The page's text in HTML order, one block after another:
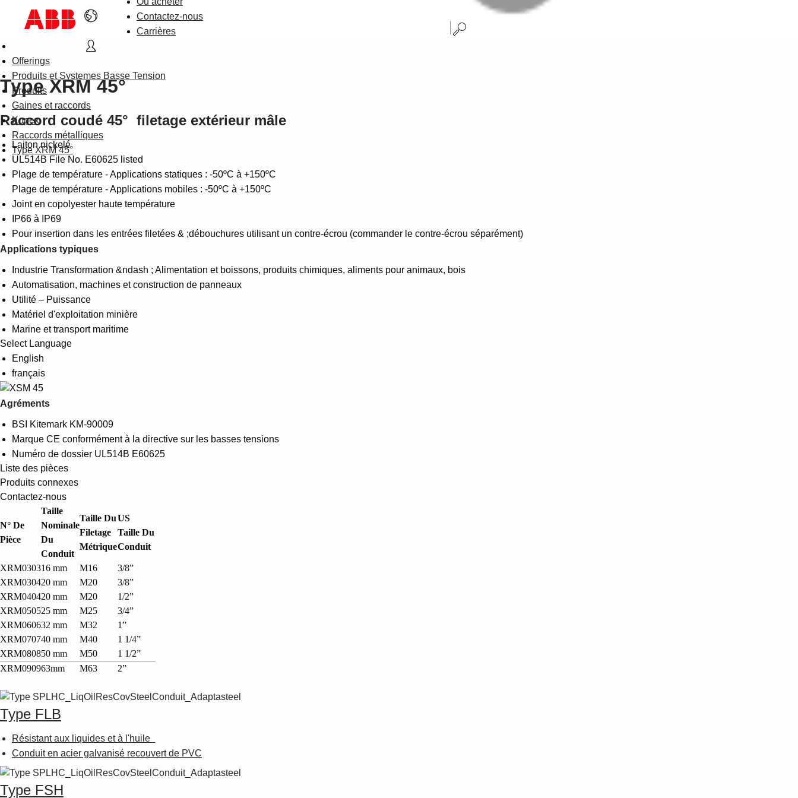
Contactez-nous
Carrières
Offerings
Produits et Systemes Basse Tension
Produits
Gaines et raccords
Kopex
Raccords métalliques
Type XRM 45°
Type XRM 45°
Raccord coudé 45° filetage extérieur mâle
Laiton nickelé
UL514B File No. E60625 listed
Plage de température - Applications statiques : -50ºC à +150ºC
Plage de température - Applications mobiles : -50ºC à +150ºC
Joint en copolyester haute température
IP66 à IP69
Pour insertion dans les entrées filetées & ;débouchures utilisant un contre-écrou (commander le contre-écrou séparément)
Applications typiques
Industrie Transformation &ndash ; Alimentation et boissons, produits chimiques, aliments pour animaux, bois
Automatisation, machines et construction de panneaux
Utilité – Puissance
Matériel d'exploitation minière
Marine et transport maritime
Select Language
English
français
Agréments
BSI Kitemark KM-90009
Marque CE conformément à la directive sur les basses tensions
Numéro de dossier UL514B E60625
Liste des pièces
Produits connexes
Contactez-nous
N° De
Pièce
Taille
Nominale
Du
Conduit
Taille Du
Filetage
Métrique
US
Taille Du
Conduit
XRM030316 mm M16
3/8”
XRM030420 mm M20
3/8”
XRM040420 mm M20
1/2”
XRM050525 mm M25
3/4”
XRM060632 mm M32
1”
XRM070740 mm M40
1 1/4”
XRM080850 mm M50
1 1/2”
XRM090963mm M63 2”
Type FLB
Résistant aux liquides et à l'huile
Conduit en acier galvanisé recouvert de PVC
Type FSH